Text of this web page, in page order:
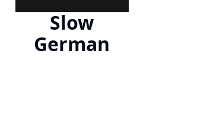
Slow
German